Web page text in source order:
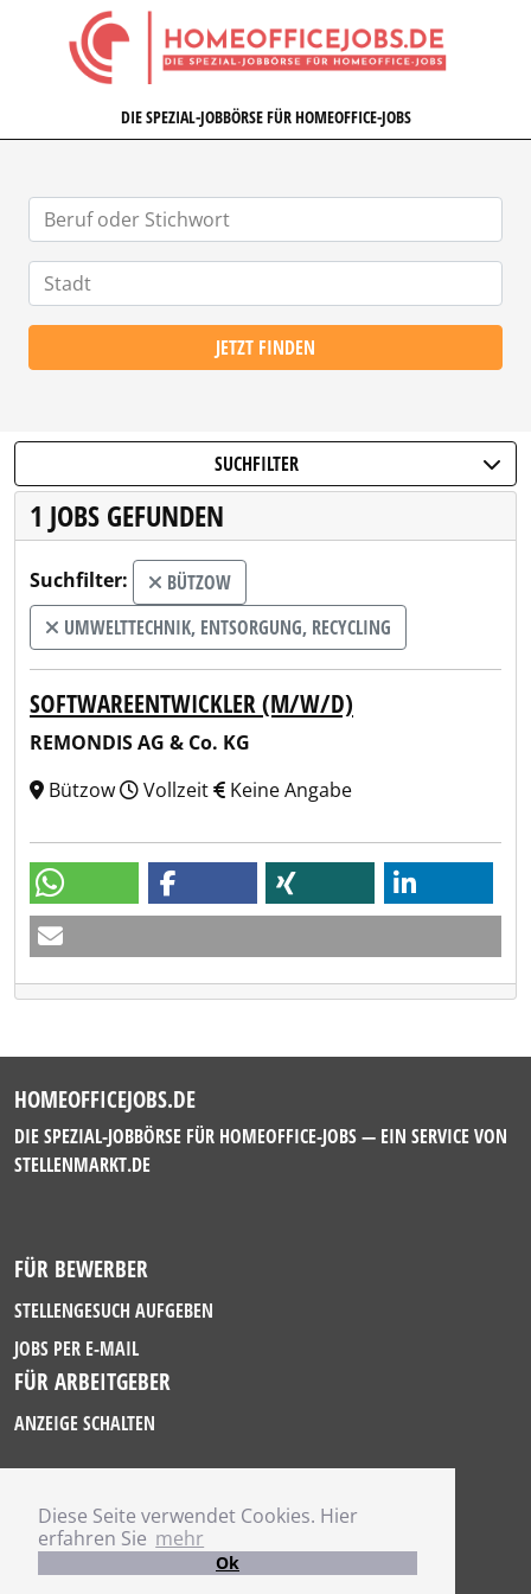
Diese Seite verwendet Cookies. Hier
erfahren Sie mehr
Ok
HOMEOFFICEJOBS.DE
DIE SPEZIAL-JOBBÖRSE FÜR HOMEOFFICE-JOBS
JETZT FINDEN
SUCHFILTER
1 JOBS GEFUNDEN
Suchfilter:
BÜTZOW
UMWELTTECHNIK, ENTSORGUNG, RECYCLING
SOFTWAREENTWICKLER (M/W/D)
REMONDIS AG & Co. KG
Bützow
Vollzeit Keine Angabe
HOMEOFFICEJOBS.DE
DIE SPEZIAL-JOBBÖRSE FÜR HOMEOFFICE-JOBS — EIN SERVICE VON
STELLENMARKT.DE
FÜR BEWERBER
STELLENGESUCH AUFGEBEN
JOBS PER E-MAIL
FÜR ARBEITGEBER
ANZEIGE SCHALTEN
IMPRESSUM
DATENSCHUTZ